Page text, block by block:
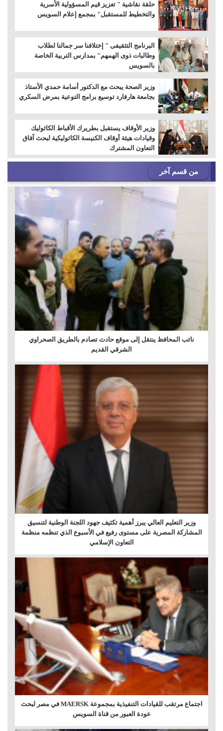
حلقة نقاشية " تعزيز قيم المسؤولية الأسرية
والتخطيط للمستقبل" بمجمع إعلام السويس
البرنامج التثقيفى " إختلافنا سر جمالنا لطلاب
وطالبات ذوى الهمهم" بمدارس التربية الخاصة
بالسويس
وزير الصحة يبحث مع الدكتور أسامة حمدي الأستاذ
بجامعة هارفارد توسيع برامج التوعية بمرض السكري
وزير الأوقاف يستقبل بطريرك الأقباط الكاثوليك
وقيادات هيئة أوقاف الكنيسة الكاثوليكية لبحث آفاق
التعاون المشترك
من قسم آخر
نائب المحافظ ينتقل إلى موقع حادث تصادم بالطريق الصحراوي
الشرقي القديم
وزير التعليم العالي يبرز أهمية تكثيف جهود اللجنة الوطنية لتنسيق
المشاركة المصرية على مستوى رفيع في الأسبوع الذي تنظمه منظمة
التعاون الإسلامي
اجتماع مرتقب للقيادات التنفيذية بمجموعة MAERSK في مصر لبحث
عودة العبور من قناة السويس